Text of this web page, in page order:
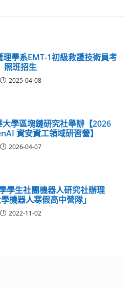
學系EMT-1初級救護技術員考
照班招生
2025-04-08
學區塊鏈研究社舉辦【2026
資安資工領域研習營】
2026-04-07
學生社團機器人研究社辦理
機器人寒假高中營隊」
2022-11-02